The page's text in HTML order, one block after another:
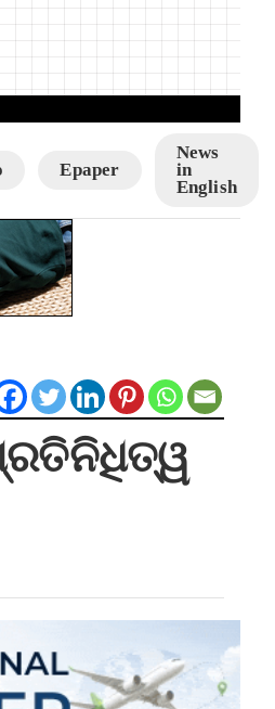
Epaper
News
in
English